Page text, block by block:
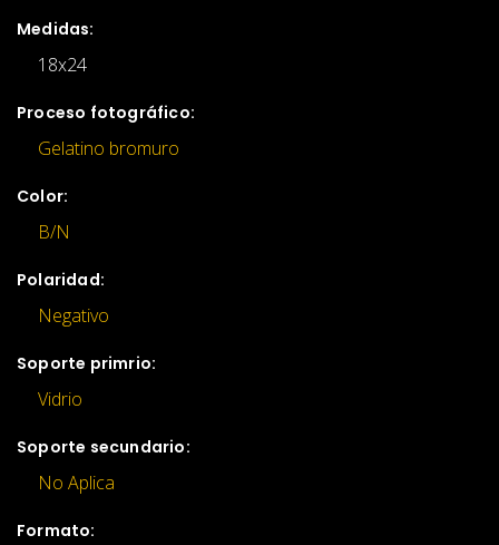
Medidas:
18x24
Proceso fotográfico:
Gelatino bromuro
Color:
B/N
Polaridad:
Negativo
Soporte primrio:
Vidrio
Soporte secundario:
No Aplica
Formato: